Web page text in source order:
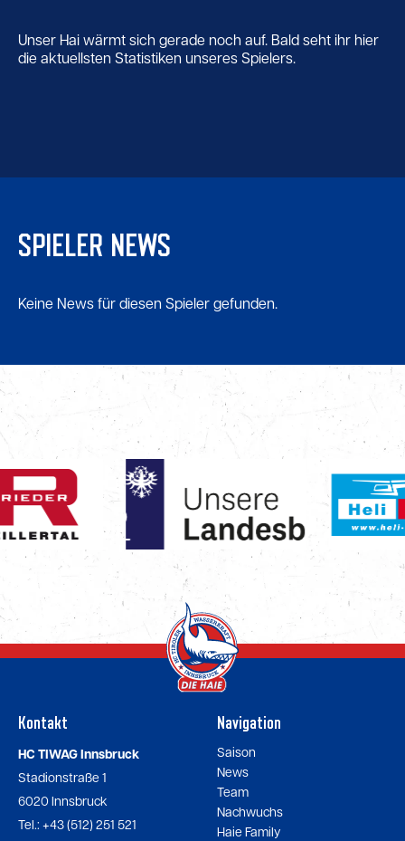
Unser Hai wärmt sich gerade noch auf. Bald seht ihr hier
die aktuellsten Statistiken unseres Spielers.
SPIELER NEWS
Keine News für diesen Spieler gefunden.
Kontakt
HC TIWAG Innsbruck
Stadionstraße 1
6020 Innsbruck
Tel.: +43 (512) 251 521
Navigation
Saison
News
Team
Nachwuchs
Haie Family